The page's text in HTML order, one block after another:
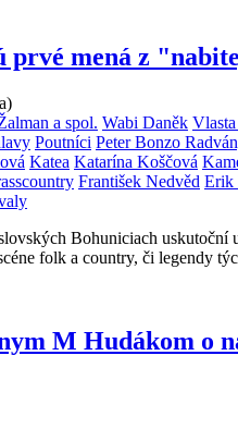
prvé mená z
a spol. Wabi Daněk
Poutníci Peter Bonzo
Katea Katarína Koščová
František Nedvěd Erik
Bohuniciach
folk a country, či legendy
M Hudákom o